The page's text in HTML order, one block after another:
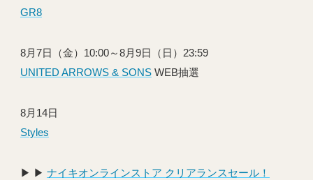
GR8
8月7日（金）10:00～8月9日（日）23:59
UNITED ARROWS & SONSWEB抽選
8月14日
Styles
▶︎ ▶︎ ナイキオンラインストア クリアランスセール！